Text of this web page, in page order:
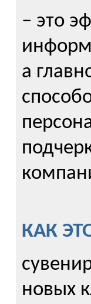
– это
а
КАК
новых